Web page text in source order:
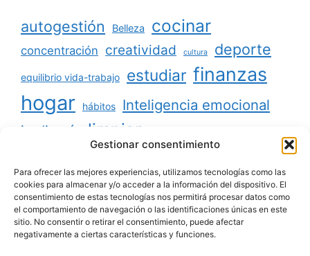
Gestionar consentimiento
Para ofrecer las mejores experiencias, utilizamos tecnologías como las
cookies para almacenar y/o acceder a la información del dispositivo. El
consentimiento de estas tecnologías nos permitirá procesar datos como
el comportamiento de navegación o las identificaciones únicas en este
sitio. No consentir o retirar el consentimiento, puede afectar
negativamente a ciertas características y funciones.
autogestión Belleza cocinar
concentración creatividad cultura deporte
equilibrio vida-trabajo estudiar finanzas
hogar hábitos Inteligencia emocional
jardinería limpiar
minimalismo niños
ordenar organizar productividad
reciclaje relaciones sociales salud
tecnología viajar voluntariado